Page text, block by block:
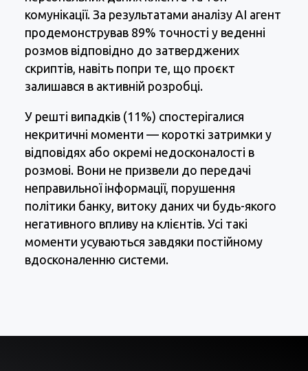
комунікації. За результатами аналізу AI агент
продемонстрував 89% точності у веденні
розмов відповідно до затверджених
скриптів, навіть попри те, що проєкт
залишався в активній розробці.
У решті випадків (11%) спостерігалися
некритичні моменти — короткі затримки у
відповідях або окремі недосконалості в
розмові. Вони не призвели до передачі
неправильної інформації, порушення
політики банку, витоку даних чи будь-якого
негативного впливу на клієнтів. Усі такі
моменти усуваються завдяки постійному
вдосконаленню системи.